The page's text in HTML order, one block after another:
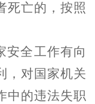
死亡的，按照
安全工作有向
，对国家机关
中的违法失职